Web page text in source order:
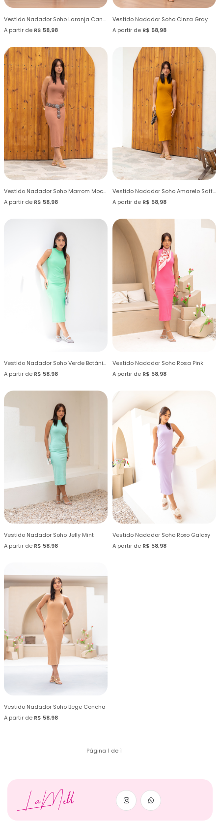
Vestido Nadador Soho Laranja Candy
A partir de R$ 58,98
Vestido Nadador Soho Cinza Gray
A partir de R$ 58,98
Vestido Nadador Soho Marrom Mocha Mousse
A partir de R$ 58,98
Vestido Nadador Soho Amarelo Saffron
A partir de R$ 58,98
Vestido Nadador Soho Verde Botânico
A partir de R$ 58,98
Vestido Nadador Soho Rosa Pink
A partir de R$ 58,98
Vestido Nadador Soho Jelly Mint
A partir de R$ 58,98
Vestido Nadador Soho Roxo Galaxy
A partir de R$ 58,98
Vestido Nadador Soho Bege Concha
A partir de R$ 58,98
Página 1 de 1
LaMell